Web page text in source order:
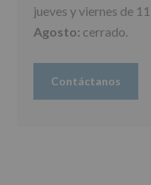
derechos,
según
se
en
jueves y viernes de
Agosto: cerrado.
Contáctanos